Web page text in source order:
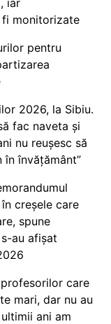
iar
monitorizate
pentru
2026, la Sibiu.
fac naveta și
nu reușesc să
învățământ”
creșele care
spune
au afișat
care
mari, dar nu au
ani am